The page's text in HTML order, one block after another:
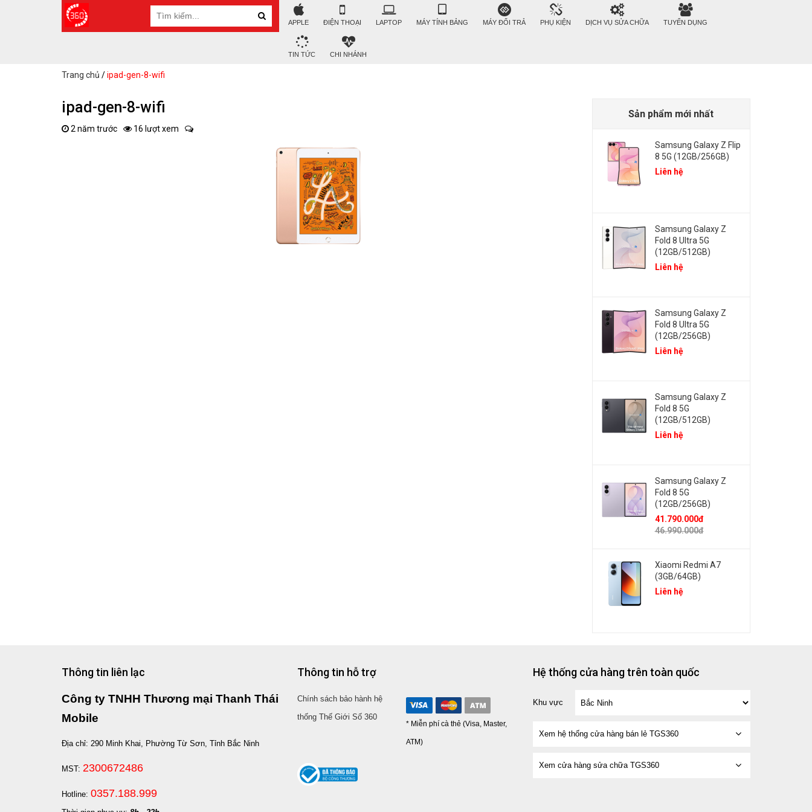
APPLE ĐIỆN THOẠI LAPTOP MÁY TÍNH BẢNG MÁY ĐỔI TRẢ PHỤ KIỆN DỊCH VỤ SỬA CHỮA TUYỂN DỤNG
TIN TỨC CHI NHÁNH
Trang chủ /ipad-gen-8-wifi
ipad-gen-8-wifi
2 năm trước 16 lượt xem
Sản phẩm mới nhất
Samsung Galaxy Z Flip
8 5G (12GB/256GB)
Liên hệ
Samsung Galaxy Z
Fold 8 Ultra 5G
(12GB/512GB)
Liên hệ
Samsung Galaxy Z
Fold 8 Ultra 5G
(12GB/256GB)
Liên hệ
Samsung Galaxy Z
Fold 8 5G
(12GB/512GB)
Liên hệ
Samsung Galaxy Z
Fold 8 5G
(12GB/256GB)
41.790.000đ
46.990.000đ
Xiaomi Redmi A7
(3GB/64GB)
Liên hệ
Thông tin liên lạc
Công ty TNHH Thương mại Thanh Thái
Mobile
Địa chỉ: 290 Minh Khai, Phường Từ Sơn, Tỉnh Bắc Ninh
MST: 2300672486
Hotline: 0357.188.999
Thông tin hỗ trợ
Chính sách bảo hành hệ
thống Thế Giới Số 360
* Miễn phí cà thẻ (Visa, Master,
ATM)
Hệ thống cửa hàng trên toàn quốc
Khu vực
Xem hệ thống cửa hàng bán lẻ TGS360
Xem cửa hàng sửa chữa TGS360